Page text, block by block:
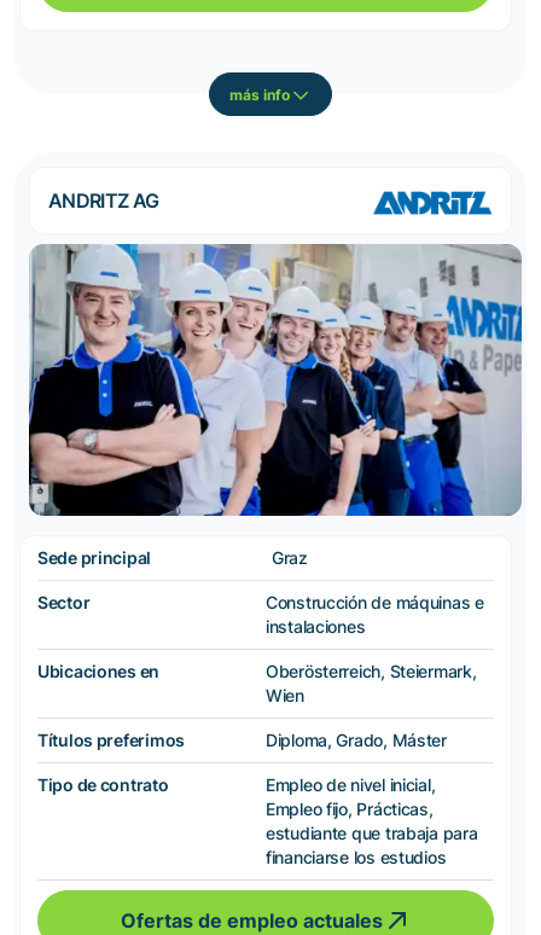
más info
ANDRITZ AG
Sede principal Graz
Sector
Construcción de máquinas e
instalaciones
Ubicaciones en
Oberösterreich, Steiermark,
Wien
Títulos preferimos Diploma, Grado, Máster
Tipo de contrato
Empleo de nivel inicial,
Empleo fijo, Prácticas,
estudiante que trabaja para
financiarse los estudios
Ofertas de empleo actuales